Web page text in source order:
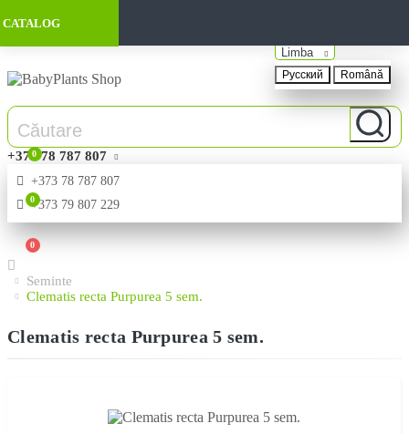
CATALOG
Limba
Русский Română
0
0
0
+373 78 787 807
+373 78 787 807
+373 79 807 229
Seminte
Clematis recta Purpurea 5 sem.
Clematis recta Purpurea 5 sem.